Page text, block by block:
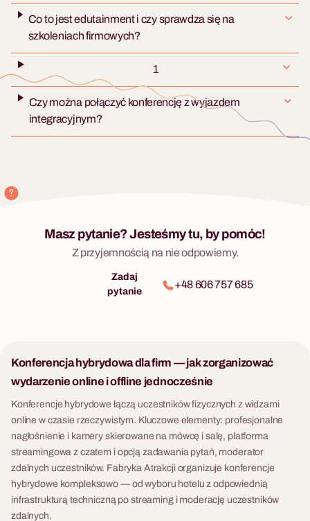
Co to jest edutainment i czy sprawdza się na
szkoleniach firmowych?
1
Czy można połączyć konferencję z wyjazdem
integracyjnym?
Masz pytanie? Jesteśmy tu, by pomóc!
Z przyjemnością na nie odpowiemy.
Zadaj
pytanie
+48 606 757 685
Konferencja hybrydowa dla firm — jak zorganizować
wydarzenie online i offline jednocześnie
Konferencje hybrydowe łączą uczestników fizycznych z widzami
online w czasie rzeczywistym. Kluczowe elementy: profesjonalne
nagłośnienie i kamery skierowane na mówcę i salę, platforma
streamingowa z czatem i opcją zadawania pytań, moderator
zdalnych uczestników. Fabryka Atrakcji organizuje konferencje
hybrydowe kompleksowo — od wyboru hotelu z odpowiednią
infrastrukturą techniczną po streaming i moderację uczestników
zdalnych.